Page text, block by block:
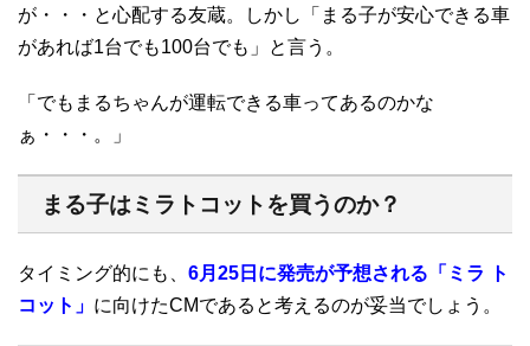
が・・・と心配する友蔵。しかし「まる子が安心できる車
があれば1台でも100台でも」と言う。
「でもまるちゃんが運転できる車ってあるのかな
ぁ・・・。」
まる子はミラトコットを買うのか？
タイミング的にも、 6月25日に発売が予想される「ミラ ト
コット」 に向けたCMであると考えるのが妥当でしょう。